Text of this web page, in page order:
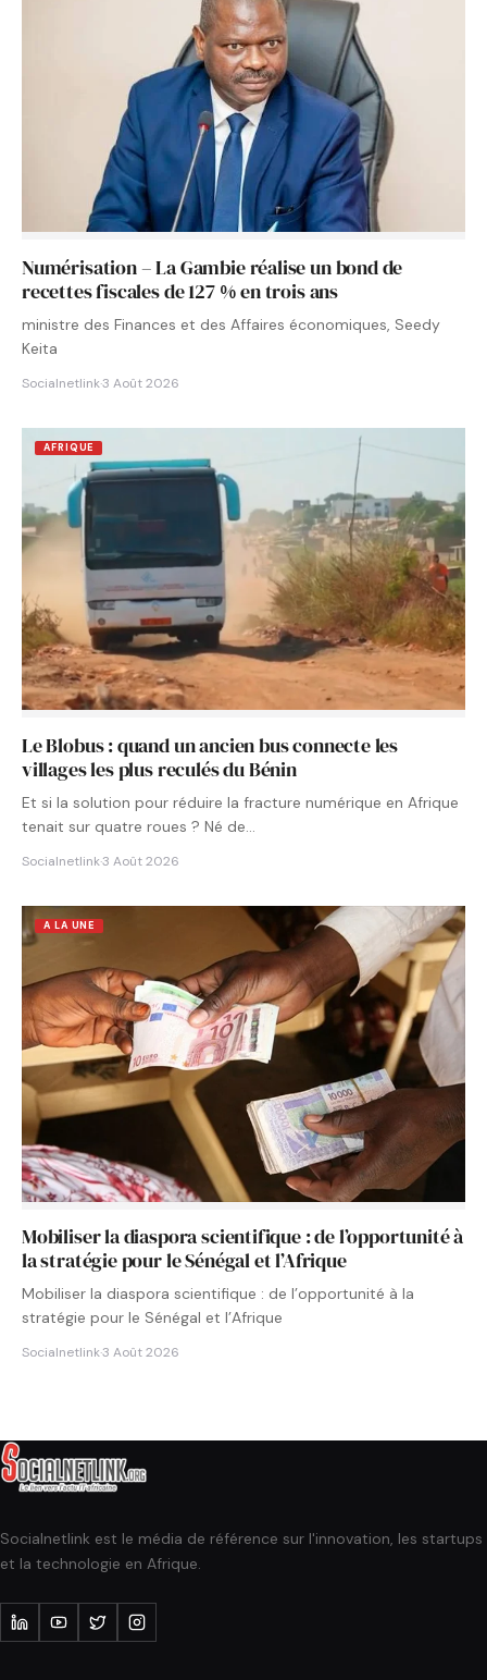
Numérisation – La Gambie réalise un bond de
recettes fiscales de 127 % en trois ans
ministre des Finances et des Affaires économiques, Seedy
Keita
Socialnetlink·3 Août 2026
AFRIQUE
Le Blobus : quand un ancien bus connecte les
villages les plus reculés du Bénin
Et si la solution pour réduire la fracture numérique en Afrique
tenait sur quatre roues ? Né de…
Socialnetlink·3 Août 2026
A LA UNE
Mobiliser la diaspora scientifique : de l’opportunité à
la stratégie pour le Sénégal et l’Afrique
Mobiliser la diaspora scientifique : de l’opportunité à la
stratégie pour le Sénégal et l’Afrique
Socialnetlink·3 Août 2026
Socialnetlink est le média de référence sur l'innovation, les startups
et la technologie en Afrique.